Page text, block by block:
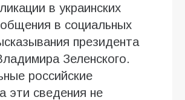
в украинских
в социальных
президента
Зеленского.
российские
эти сведения не